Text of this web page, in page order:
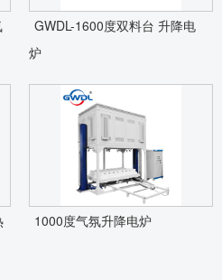
GWDL-1600度双料台 升降电
炉
1000度气氛升降电炉